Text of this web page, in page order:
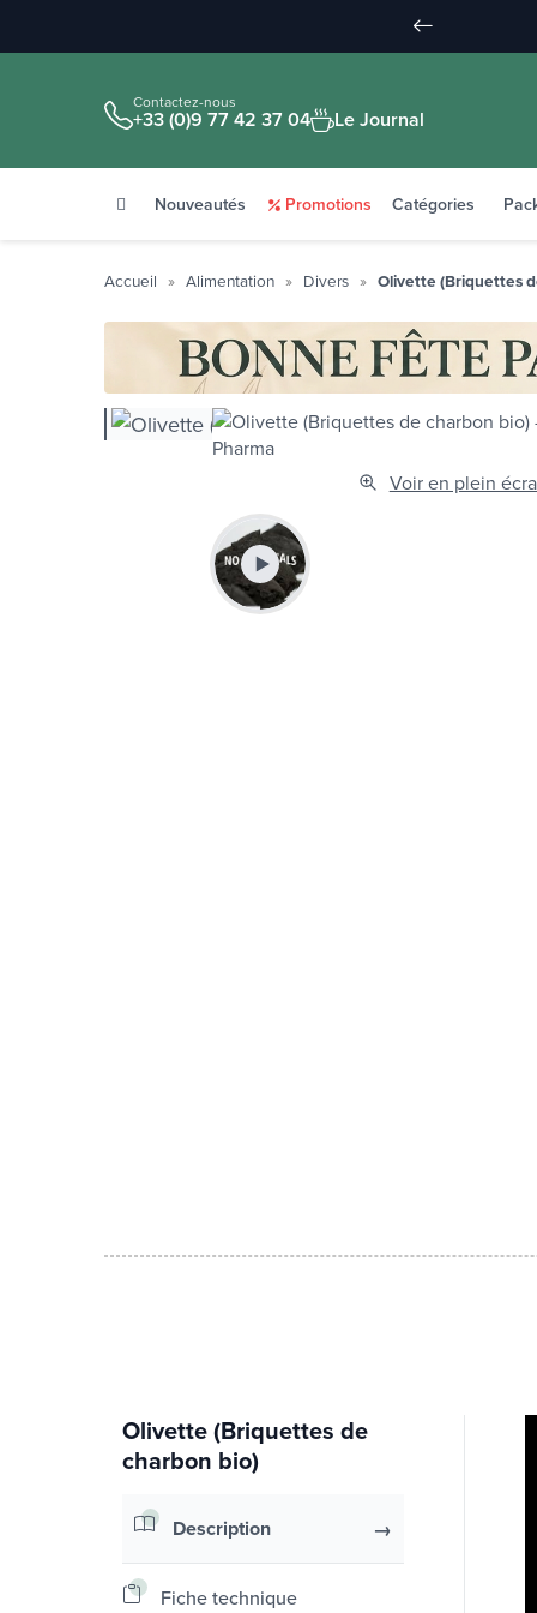
Contactez-nous
+33 (0)9 77 42 37 04 Le Journal
Nouveautés Promotions Catégories
Accueil Alimentation Divers Olivette (Briquettes
Voir en plein
Olivette (Briquettes de
charbon bio)
Description
Fiche technique